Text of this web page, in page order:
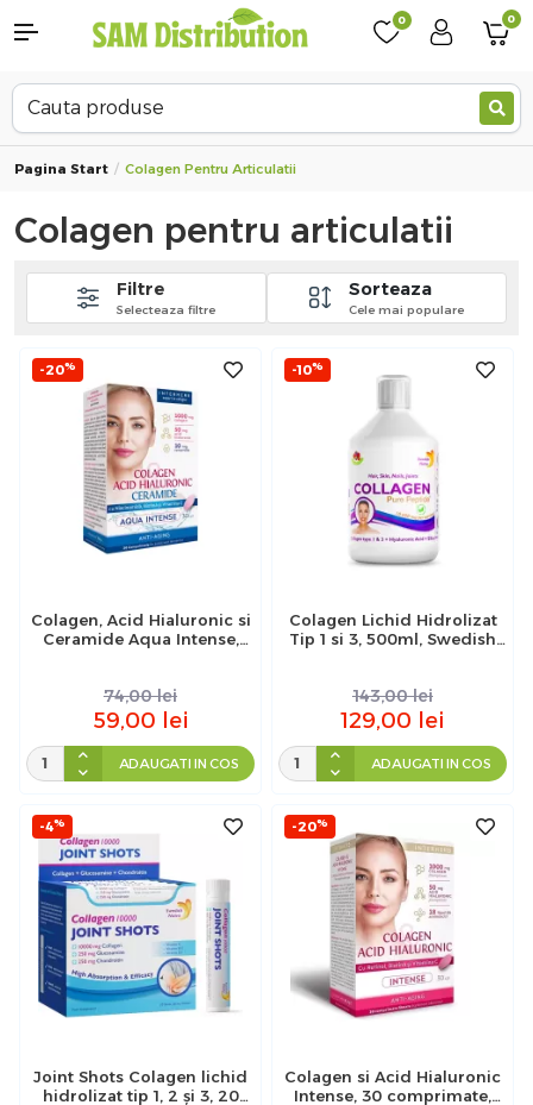
0 0
Pagina Start Colagen Pentru Articulatii
Colagen pentru articulatii
Sorteaza
Cele mai populare
Filtre
Selecteaza filtre
-20%
Colagen, Acid Hialuronic si
Ceramide Aqua Intense,
74,00 lei
59,00 lei
ADAUGATI IN COS
-10%
Colagen Lichid Hidrolizat
Tip 1 si 3, 500ml, Swedish
143,00 lei
129,00 lei
ADAUGATI IN COS
-4%
Joint Shots Colagen lichid
hidrolizat tip 1, 2 și 3, 20
-20%
Colagen si Acid Hialuronic
Intense, 30 comprimate,